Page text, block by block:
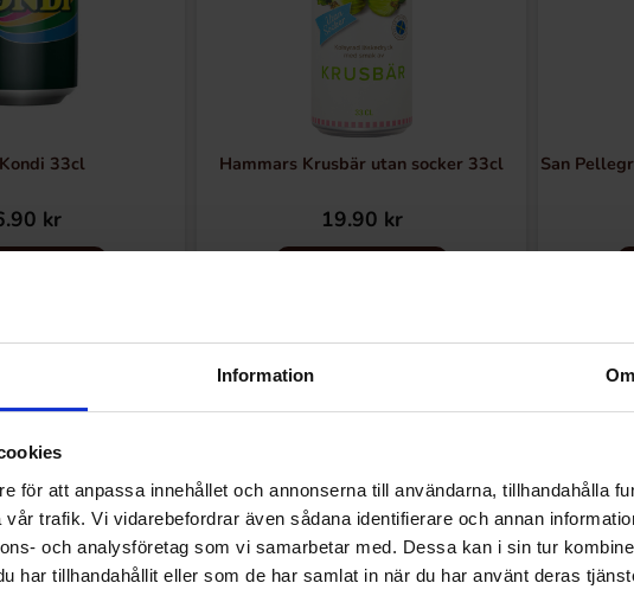
Information Om
för att anpassa innehållet och annonserna till användarna, tillhandahålla
trafik. Vi vidarebefordrar även sådana identifierare och annan
och analysföretag som vi samarbetar med. Dessa kan i sin tur
har tillhandahållit eller som de har samlat in när du har använt deras
33cl
kr
Hammars Krusbär utan socker 33cl
19.90 kr
San
Andre kunne lide